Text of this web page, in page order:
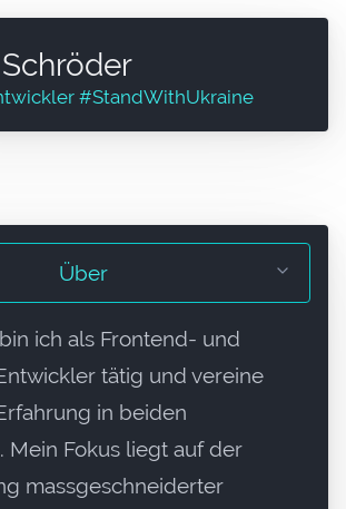
#StandWithUkraine
Über
ich als Frontend- und
tätig und vereine
in beiden
Mein Fokus liegt auf der
massgeschneiderter